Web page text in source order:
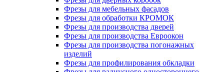
Фрезы для мебельных фасадов
Фрезы для обработки КРОМОК
Фрезы для производства дверей
Фрезы для производства Евроокон
Фрезы для производства погонажных
изделий
Фрезы для профилирования обкладки